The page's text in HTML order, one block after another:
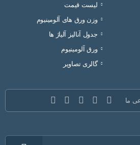
لیست قیمت
وزن ورق های آلومینیوم
جدول آنالیز آلیاژ ها
ورق آلومینیوم
گالری تصاویر
ما